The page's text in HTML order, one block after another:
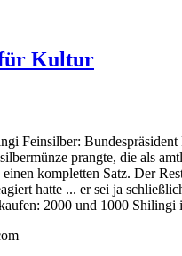
Kultur
Feinsilber: Bundespräsident
prangte, die als
kompletten Satz. Der
hatte ... er sei ja
2000 und 1000